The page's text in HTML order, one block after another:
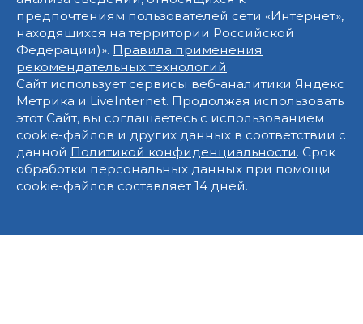
предпочтениям пользователей сети «Интернет»,
находящихся на территории Российской
Федерации)». Правила применения
рекомендательных технологий.
Сайт использует сервисы веб-аналитики Яндекс
Метрика и LiveInternet. Продолжая использовать
этот Сайт, вы соглашаетесь с использованием
cookie-файлов и других данных в соответствии с
данной Политикой конфиденциальности. Срок
обработки персональных данных при помощи
cookie-файлов составляет 14 дней.